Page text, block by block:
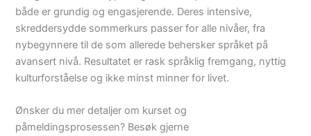
både er grundig og engasjerende. Deres intensive,
skreddersydde sommerkurs passer for alle nivåer, fra
nybegynnere til de som allerede behersker språket på
avansert nivå. Resultatet er rask språklig fremgang, nyttig
kulturforståelse og ikke minst minner for livet.
Ønsker du mer detaljer om kurset og
påmeldingsprosessen? Besøk gjerne